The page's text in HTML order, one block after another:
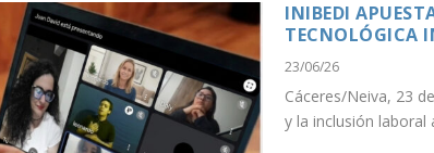
INIBEDI
TECNOLÓGICA
23/06/26
Cáceres/Neiva, 23
y la inclusión laboral